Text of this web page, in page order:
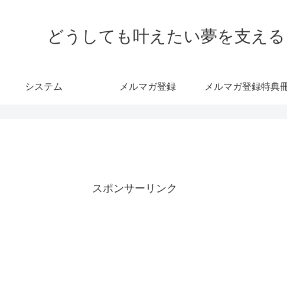
どうしても叶えたい夢を支え
システム メルマガ登録 メルマガ登録特典
スポンサーリンク